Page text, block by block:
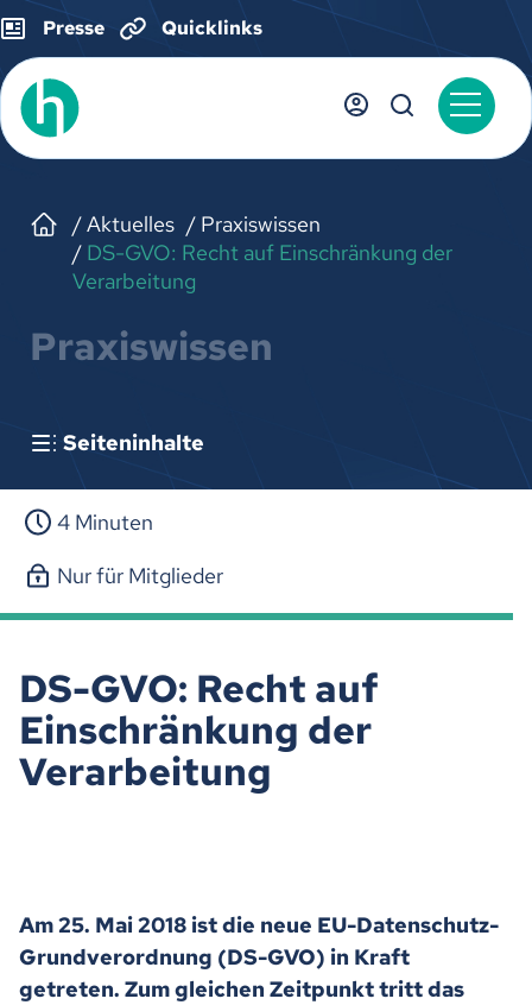
Presse Quicklinks
Aktuelles
Praxiswissen
DS-GVO: Recht auf Einschränkung der
Verarbeitung
Praxiswissen
Seiteninhalte
Stand 06 / 2026
4 Minuten
Nur für Mitglieder
DS-GVO: Recht auf
Einschränkung der
Verarbeitung
Am 25. Mai 2018 ist die neue EU-Datenschutz-
Grundverordnung (DS-GVO) in Kraft
getreten. Zum gleichen Zeitpunkt tritt das